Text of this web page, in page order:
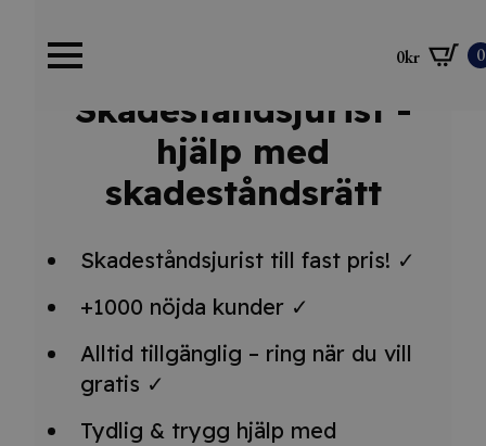
0kr 0
Skadeståndsjurist -
hjälp med
skadeståndsrätt
Skadeståndsjurist till fast pris! ✓
+1000 nöjda kunder ✓
Alltid tillgänglig – ring när du vill
gratis ✓
Tydlig & trygg hjälp med